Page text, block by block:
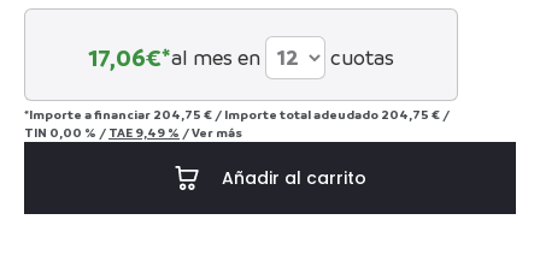
17,06€*al mes en cuotas
*Importe a financiar 204,75 € / Importe total adeudado 204,75 € /
TIN 0,00 % / TAE 9,49 % /Ver más
Añadir al carrito